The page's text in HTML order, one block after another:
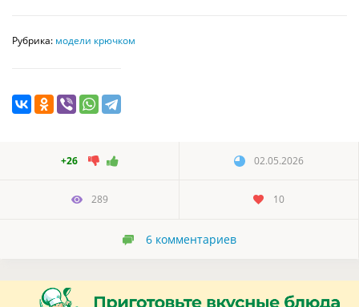
Рубрика: модели крючком
+26 02.05.2026
289 10
6 комментариев